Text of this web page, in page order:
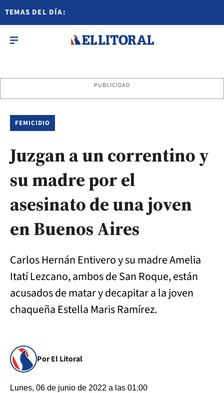
TEMAS DEL DÍA:
PUBLICIDAD
FEMICIDIO
Juzgan a un correntino y
su madre por el
asesinato de una joven
en Buenos Aires
Carlos Hernán Entivero y su madre Amelia
Itatí Lezcano, ambos de San Roque, están
acusados de matar y decapitar a la joven
chaqueña Estella Maris Ramírez.
Por El Litoral
Lunes, 06 de junio de 2022 a las 01:00